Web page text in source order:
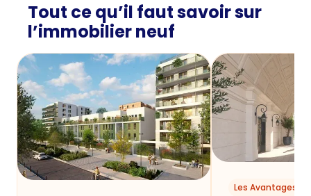
Tout ce qu’il faut savoir sur
l’immobilier neuf
Les Avantages